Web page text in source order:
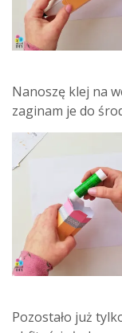
Nanoszę klej na
zaginam je do
Pozostało już